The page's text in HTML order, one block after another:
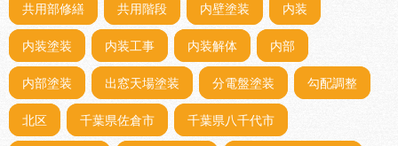
共用部修繕 共用階段 内壁塗装 内装
内装塗装 内装工事 内装解体 内部
内部塗装 出窓天場塗装 分電盤塗装 勾配調整
北区 千葉県佐倉市 千葉県八千代市